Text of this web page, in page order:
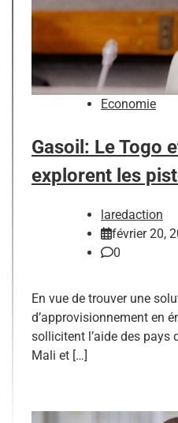
Economie
Gasoil: Le Togo
explorent les
laredaction
février 20,
0
En vue de trouver une
d’approvisionnement en
sollicitent l’aide des pays
Mali et […]